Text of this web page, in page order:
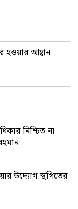
হওয়ার আহ্বান
নিশ্চিত না
উদ্যোগ স্থগিতের